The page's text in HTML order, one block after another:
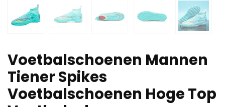
Voetbalschoenen Mannen
Tiener Spikes
Voetbalschoenen Hoge Top